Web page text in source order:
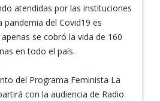
atendidas por las instituciones
pandemia del Covid19 es
se cobró la vida de 160
en todo el país.
del Programa Feminista La
con la audiencia de Radio